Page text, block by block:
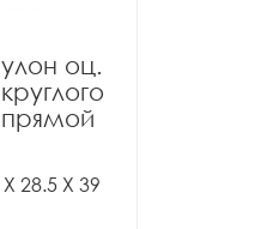
оц.
прямой
28.5 X 39